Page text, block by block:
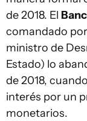
de 2018. El
comandado por
ministro de
Estado) lo
de 2018,
interés por un
monetarios.